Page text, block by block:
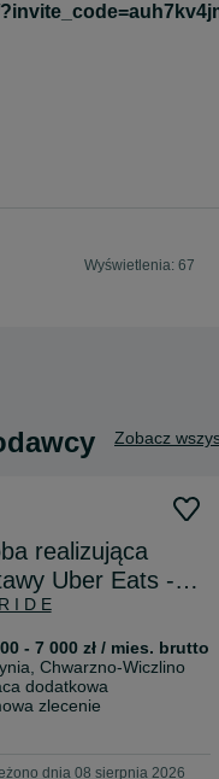
Wyświetlenia: 67
Zobacz
realizująca
Uber Eats -
i plecak od
I D E
- 7 000 zł / mies. brutto
, Chwarzno-Wiczlino
dodatkowa
zlecenie
dnia 08 sierpnia 2026